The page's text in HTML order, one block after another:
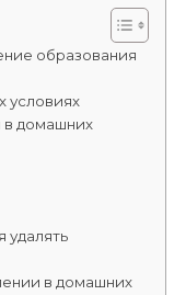
образования
условиях
в домашних
удалять
в домашних